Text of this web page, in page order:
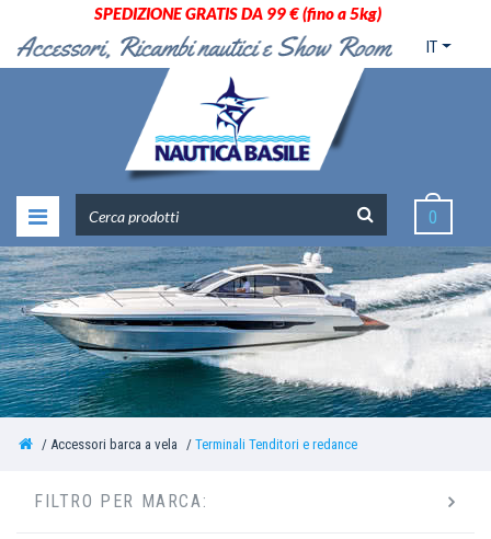
SPEDIZIONE GRATIS DA 99 € (fino a 5kg)
IT
0
Accessori barca a vela Terminali Tenditori e redance
FILTRO PER MARCA: